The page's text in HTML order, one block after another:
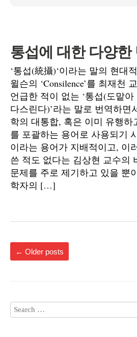
통섭에 대한 다양한
‘통섭(統攝)‘이라는 말의 현대
윌슨의 ‘Consilence’를 최재천
언급한 적이 없는 ‘통섭(도맡
다스린다)’라는 말로 번역하면
학의 대통합, 혹은 이미 유행하
를 포괄하는 용어로 사용되기
이라는 용어가 지배적이고, 이
쓴 적도 없다는 김상현 교수의
문제를 주로 제기하고 있을 뿐
학자의 […]
← Older posts